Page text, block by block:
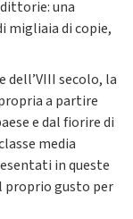
una
migliaia di copie,
secolo, la
a partire
e dal fiorire di
media
in queste
proprio gusto per